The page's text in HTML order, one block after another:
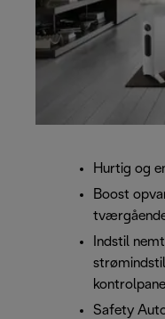
Hurtig og
Boost
Indstil
Safety